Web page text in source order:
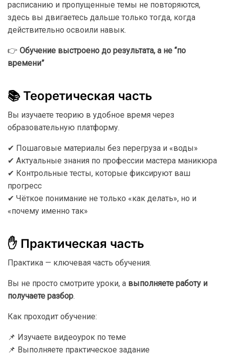
расписанию и пропущенные темы не повторяются,
здесь вы двигаетесь дальше только тогда, когда
действительно освоили навык.
👉 Обучение выстроено до результата, а не “по
времени”
📚 Теоретическая часть
Вы изучаете теорию в удобное время через
образовательную платформу.
✔ Пошаговые материалы без перегруза и «воды»
✔ Актуальные знания по профессии мастера маникюра
✔ Контрольные тесты, которые фиксируют ваш
прогресс
✔ Чёткое понимание не только «как делать», но и
«почему именно так»
✋ Практическая часть
Практика — ключевая часть обучения.
Вы не просто смотрите уроки, а выполняете работу и
получаете разбор.
Как проходит обучение:
📌 Изучаете видеоурок по теме
📌 Выполняете практическое задание